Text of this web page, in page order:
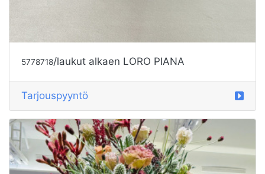
5778718/laukut alkaen LORO PIANA
Tarjouspyyntö